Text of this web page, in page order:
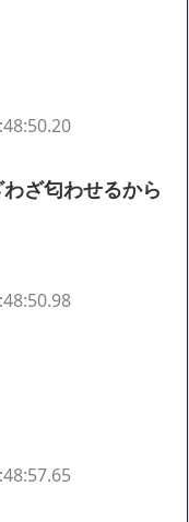
ざ匂わせるから